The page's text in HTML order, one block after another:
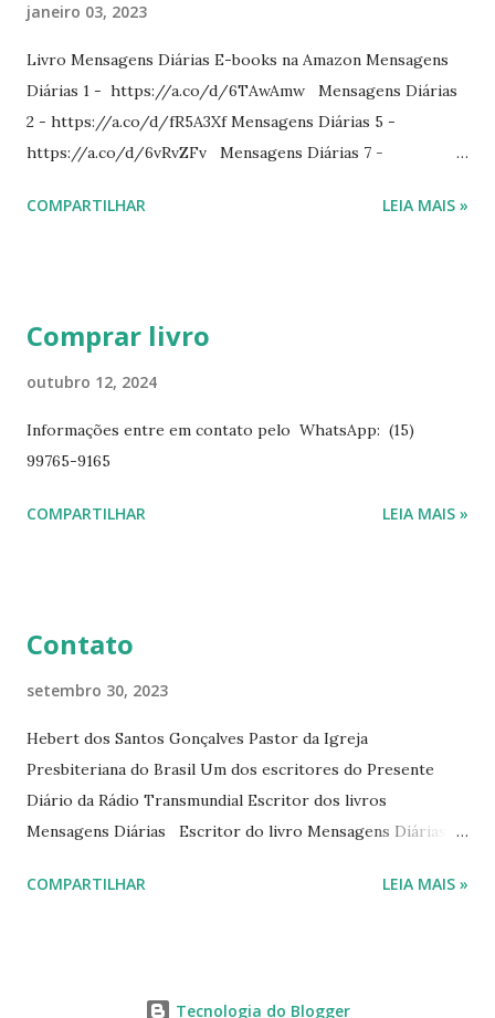
janeiro 03, 2023
Livro Mensagens Diárias E-books na Amazon Mensagens
Diárias 1 - https://a.co/d/6TAwAmw Mensagens Diárias
2 - https://a.co/d/fR5A3Xf Mensagens Diárias 5 -
https://a.co/d/6vRvZFv Mensagens Diárias 7 -
https://a.co/d/h4iP1oj Mensagens Diárias 10 -
Mensagens Diárias 4 -
mensagens diárias traz uma meditação para cada dia do
ano. Passagens bíblicas, ilustrações, histórias
Diário da Rádio Trans mundial a mais de 15 anos. Escreveu o
COMPARTILHAR LEIA MAIS »
Comprar livro
outubro 12, 2024
Informações entre em contato pelo WhatsApp: (15)
99765-9165
COMPARTILHAR LEIA MAIS »
Contato
setembro 30, 2023
Hebert dos Santos Gonçalves Pastor da Igreja
Presbiteriana do Brasil Um dos escritores do Presente
Diário da Rádio Transmundial Escritor dos livros
Mensagens Diárias Escritor do livro Mensagens Diárias da
livromensagensdiarias@gmail.com Whatsapp: (15) 99765-
COMPARTILHAR LEIA MAIS »
Tecnologia do Blogger